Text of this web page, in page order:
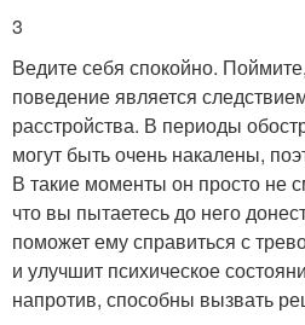
3
Ведите себя спокойно.
поведение является
расстройства. В периоды
могут быть очень накалены,
В такие моменты он просто не
что вы пытаетесь до него
поможет ему справиться с
и улучшит психическое
напротив, способны вызвать